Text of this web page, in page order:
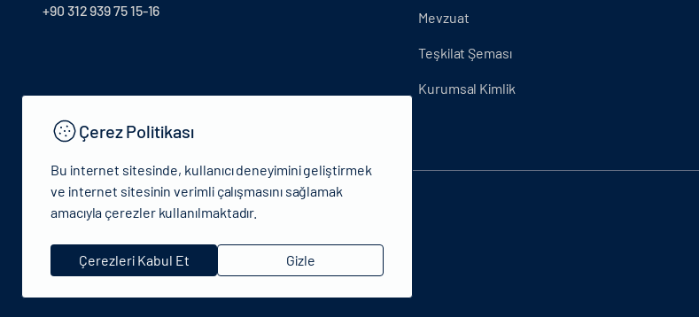
+90 312 939 75 15-16 Mevzuat
Teşkilat Şeması
Kurumsal Kimlik
© 2024 T.C.Kütlür ve Turizm Bakanlığı - Tüm hakları saklıdır.
Çerez Politikası
Bu internet sitesinde, kullanıcı deneyimini geliştirmek
ve internet sitesinin verimli çalışmasını sağlamak
amacıyla çerezler kullanılmaktadır.
Çerezleri Kabul Et Gizle